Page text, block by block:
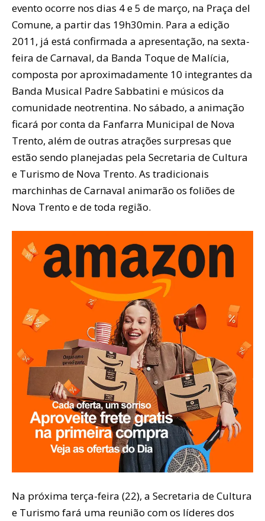
evento ocorre nos dias 4 e 5 de março, na Praça del
Comune, a partir das 19h30min. Para a edição
2011, já está confirmada a apresentação, na sexta-
feira de Carnaval, da Banda Toque de Malícia,
composta por aproximadamente 10 integrantes da
Banda Musical Padre Sabbatini e músicos da
comunidade neotrentina. No sábado, a animação
ficará por conta da Fanfarra Municipal de Nova
Trento, além de outras atrações surpresas que
estão sendo planejadas pela Secretaria de Cultura
e Turismo de Nova Trento. As tradicionais
marchinhas de Carnaval animarão os foliões de
Nova Trento e de toda região.
Na próxima terça-feira (22), a Secretaria de Cultura
e Turismo fará uma reunião com os líderes dos